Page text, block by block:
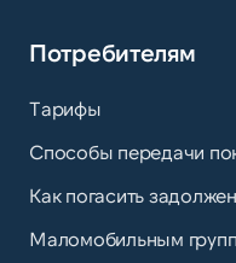
Потребителям
Тарифы
Способы передачи
Как погасить
Маломобильным